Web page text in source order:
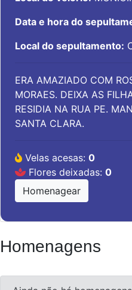
Data e hora do
Local do sepultamento:
ERA AMAZIADO COM
MORAES. DEIXA AS
RESIDIA NA RUA PE.
SANTA CLARA.
Velas acesas: 0
Flores deixadas: 0
Homenagear
Homenagens